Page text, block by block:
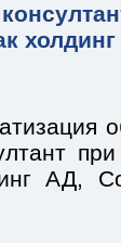
холдинг
АД,